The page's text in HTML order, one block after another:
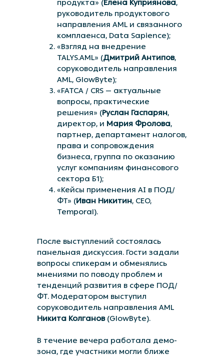
продукта» (Елена Куприянова,
руководитель продуктового
направления AML и связанного
комплаенса, Data Sapience);
«Взгляд на внедрение
TALYS.AML» (Дмитрий Антипов,
соруководитель направления
AML, GlowByte);
«FATCA / CRS — актуальные
вопросы, практические
решения» (Руслан Гаспарян,
директор, и Мария Фролова,
партнер, департамент налогов,
права и сопровождения
бизнеса, группа по оказанию
услуг компаниям финансового
сектора Б1);
«Кейсы применения AI в ПОД/
ФТ» (Иван Никитин, CEO,
Temporal).
После выступлений состоялась
панельная дискуссия. Гости задали
вопросы спикерам и обменялись
мнениями по поводу проблем и
тенденций развития в сфере ПОД/
ФТ. Модератором выступил
соруководитель направления AML
Никита Колганов(GlowByte).
В течение вечера работала демо-
зона, где участники могли ближе